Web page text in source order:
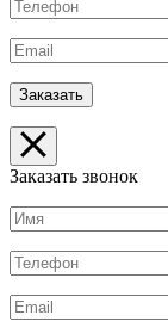
Заказать звонок